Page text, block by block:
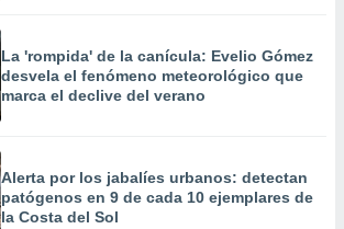
La 'rompida' de la canícula: Evelio Gómez
desvela el fenómeno meteorológico que
marca el declive del verano
Alerta por los jabalíes urbanos: detectan
patógenos en 9 de cada 10 ejemplares de
la Costa del Sol